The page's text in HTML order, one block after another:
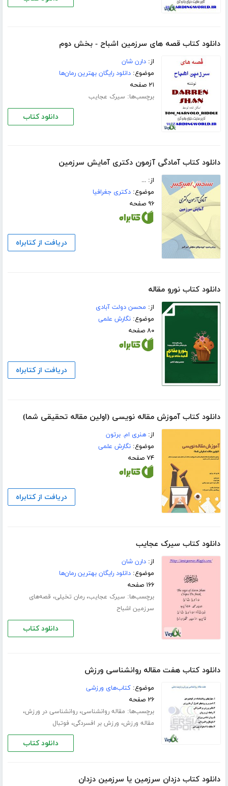
دانلود کتاب قصه های سرزمین اشباح - بخش دوم
از:دارن شان
موضوع:دانلود رایگان بهترین رمان‌ها
۲۱ صفحه
برچسب‌ها: سیرک عجایب
دانلود کتاب
دانلود کتاب آمادگی آزمون دکتری آمایش سرزمین
از: ...
موضوع:دکتری جغرافیا
۹۶ صفحه
دریافت از کتابراه
دانلود کتاب نورو مقاله
از: محسن دولت آبادی
موضوع:نگارش علمی
۸۰ صفحه
دریافت از کتابراه
دانلود کتاب آموزش مقاله نویسی (اولین مقاله تحقیقی شما)
از:هنری ام. برتون
موضوع:نگارش علمی
۷۴ صفحه
دریافت از کتابراه
دانلود کتاب سیرک عجایب
از:دارن شان
موضوع:دانلود رایگان بهترین رمان‌ها
۱۶۶ صفحه
برچسب‌ها: سیرک عجایب،رمان تخیلی، قصه‌های
سرزمین اشباح
دانلود کتاب
دانلود کتاب هفت مقاله روانشناسی ورزش
موضوع:کتاب‌های ورزشی
۲۶ صفحه
برچسب‌ها: مقاله روانشناسی،روانشناسی در ورزش،
مقاله ورزش، ورزش بر افسردگی، فوتبال
دانلود کتاب
دانلود کتاب دزدان سرزمین یا سرزمین دزدان